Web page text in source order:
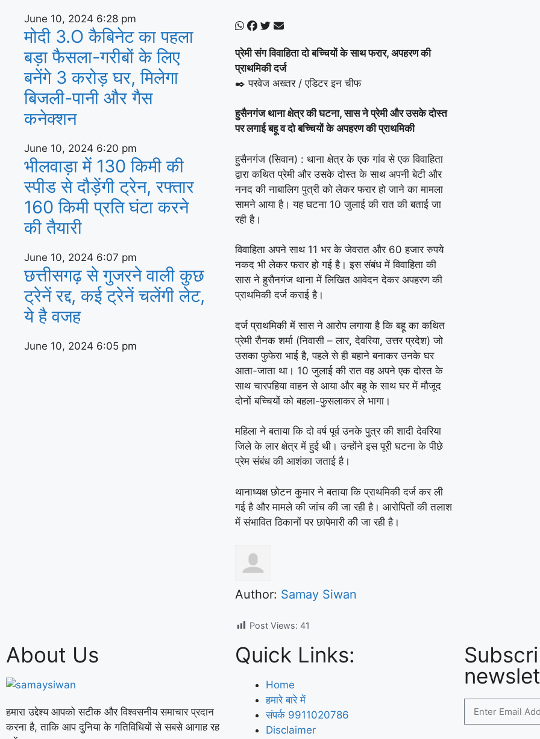
June 10, 2024 6:28 pm
मोदी 3.O कैबिनेट का पहला
बड़ा फैसला-गरीबों के ल‍िए
बनेंगे 3 करोड़ घर, म‍िलेगा
बिजली-पानी और गैस
कनेक्‍शन
June 10, 2024 6:20 pm
भीलवाड़ा में 130 किमी की
स्पीड से दौड़ेंगी ट्रेन, रफ्तार
160 किमी प्रति घंटा करने
की तैयारी
June 10, 2024 6:07 pm
छत्तीसगढ़ से गुजरने वाली कुछ
ट्रेनें रद्द, कई ट्रेनें चलेंगी लेट,
ये है वजह
June 10, 2024 6:05 pm
प्रेमी संग विवाहिता दो बच्चियों के साथ फरार, अपहरण की
प्राथमिकी दर्ज
✒️ परवेज अख्तर / एडिटर इन चीफ
हुसैनगंज थाना क्षेत्र की घटना, सास ने प्रेमी और उसके दोस्त
पर लगाई बहू व दो बच्चियों के अपहरण की प्राथमिकी
हुसैनगंज (सिवान) : थाना क्षेत्र के एक गांव से एक विवाहिता
द्वारा कथित प्रेमी और उसके दोस्त के साथ अपनी बेटी और
ननद की नाबालिग पुत्री को लेकर फरार हो जाने का मामला
सामने आया है। यह घटना 10 जुलाई की रात की बताई जा
रही है।
विवाहिता अपने साथ 11 भर के जेवरात और 60 हजार रुपये
नकद भी लेकर फरार हो गई है। इस संबंध में विवाहिता की
सास ने हुसैनगंज थाना में लिखित आवेदन देकर अपहरण की
प्राथमिकी दर्ज कराई है।
दर्ज प्राथमिकी में सास ने आरोप लगाया है कि बहू का कथित
प्रेमी रौनक शर्मा (निवासी – लार, देवरिया, उत्तर प्रदेश) जो
उसका फुफेरा भाई है, पहले से ही बहाने बनाकर उनके घर
आता-जाता था। 10 जुलाई की रात वह अपने एक दोस्त के
साथ चारपहिया वाहन से आया और बहू के साथ घर में मौजूद
दोनों बच्चियों को बहला-फुसलाकर ले भागा।
महिला ने बताया कि दो वर्ष पूर्व उनके पुत्र की शादी देवरिया
जिले के लार क्षेत्र में हुई थी। उन्होंने इस पूरी घटना के पीछे
प्रेम संबंध की आशंका जताई है।
थानाध्यक्ष छोटन कुमार ने बताया कि प्राथमिकी दर्ज कर ली
गई है और मामले की जांच की जा रही है। आरोपितों की तलाश
में संभावित ठिकानों पर छापेमारी की जा रही है।
Author: Samay Siwan
Post Views: 41
About Us
हमारा उद्देश्य आपको सटीक और विश्वसनीय समाचार प्रदान
करना है, ताकि आप दुनिया के गतिविधियों से सबसे आगाह रह
Quick Links:
Home
हमारे बारे में
संपर्क 9911020786
Disclaimer